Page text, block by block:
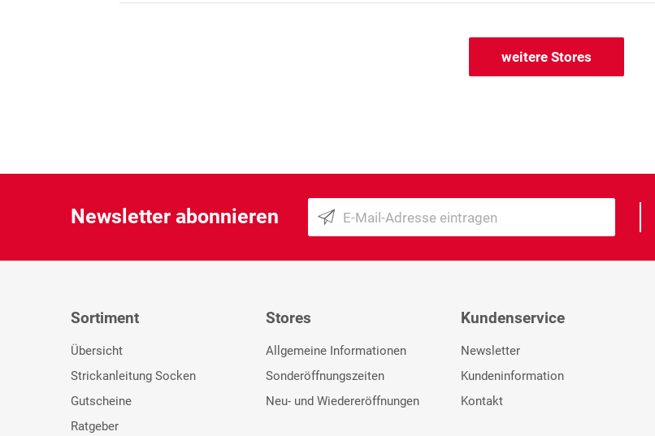
weitere Stores
Newsletter abonnieren
Sortiment
Übersicht
Strickanleitung Socken
Gutscheine
Ratgeber
Stores
Allgemeine Informationen
Sonderöffnungszeiten
Neu- und Wiedereröffnungen
Kundenservice
Newsletter
Kundeninformation
Kontakt